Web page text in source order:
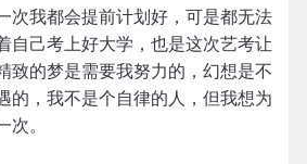
次我都会提前计划好，可是都无法
自己考上好大学，也是这次艺考让
致的梦是需要我努力的，幻想是不
的，我不是个自律的人，但我想为
次。